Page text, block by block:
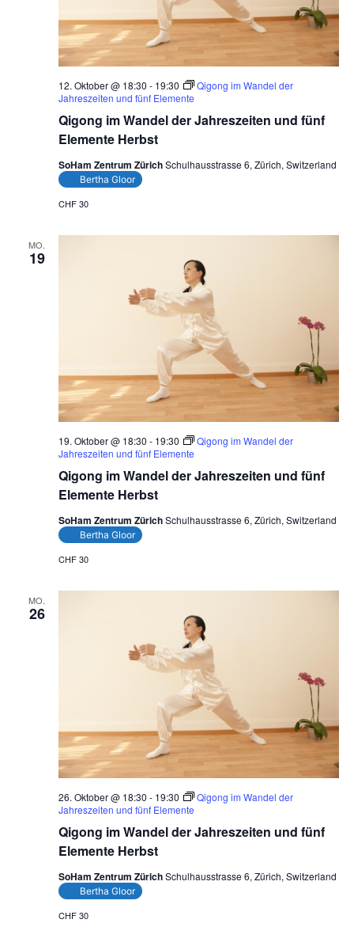
Qigong im Wandel der Jahreszeiten und fünf
Elemente Herbst
12. Oktober @ 18:30 - 19:30
Qigong im Wandel der
Jahreszeiten und fünf Elemente
SoHam Zentrum ZürichSchulhausstrasse 6, Zürich, Switzerland
Bertha Gloor
CHF 30
MO.
19
Qigong im Wandel der Jahreszeiten und fünf
Elemente Herbst
19. Oktober @ 18:30 - 19:30
Qigong im Wandel der
Jahreszeiten und fünf Elemente
SoHam Zentrum ZürichSchulhausstrasse 6, Zürich, Switzerland
Bertha Gloor
CHF 30
MO.
26
Qigong im Wandel der Jahreszeiten und fünf
Elemente Herbst
26. Oktober @ 18:30 - 19:30
Qigong im Wandel der
Jahreszeiten und fünf Elemente
SoHam Zentrum ZürichSchulhausstrasse 6, Zürich, Switzerland
Bertha Gloor
CHF 30